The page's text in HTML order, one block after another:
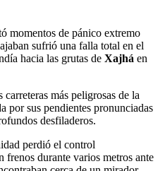
momentos de pánico extremo
sufrió una falla total en el
hacia las grutas de Xajhá en
más peligrosas de la
por sus pendientes pronunciadas
desfiladeros.
perdió el control
frenos durante varios metros ante